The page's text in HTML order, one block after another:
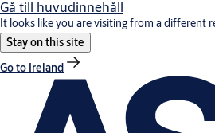
Gå till huvudinnehåll
It looks like you are visiting from a different
Stay on this site
Go to Ireland